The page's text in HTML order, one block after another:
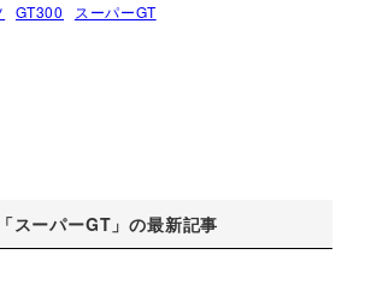
GT300 スーパーGT
「スーパーGT」の最新記事